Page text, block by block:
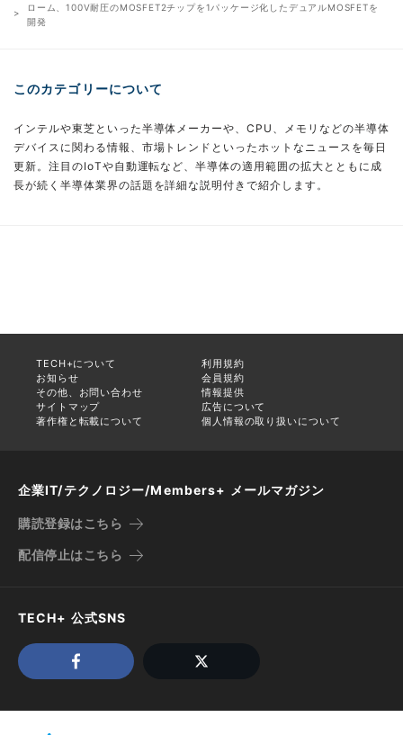
ローム、100V耐圧のMOSFET2チップを1パッケージ化したデュアルMOSFETを
開発
このカテゴリーについて
インテルや東芝といった半導体メーカーや、CPU、メモリなどの半導体
デバイスに関わる情報、市場トレンドといったホットなニュースを毎日
更新。注目のIoTや自動運転など、半導体の適用範囲の拡大とともに成
長が続く半導体業界の話題を詳細な説明付きで紹介します。
TECH+について
利用規約
お知らせ
会員規約
その他、お問い合わせ
情報提供
サイトマップ
広告について
著作権と転載について
個人情報の取り扱いについて
企業IT/テクノロジー/Members+ メールマガジン
購読登録はこちら
配信停止はこちら
TECH+ 公式SNS